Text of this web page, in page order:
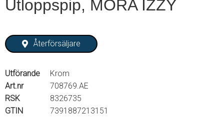
Utloppspip, MORA IZZY
Återförsäljare
Utförande
Krom
Art.nr
708769.AE
RSK
8326735
GTIN
7391887213151